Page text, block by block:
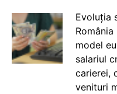
Evoluția
model
salariul
carierei,
venituri